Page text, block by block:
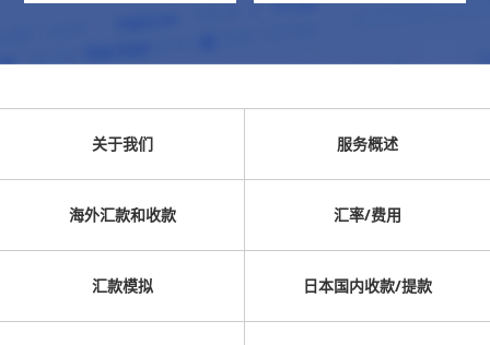
关于我们 服务概述
海外汇款和收款 汇率/费用
汇款模拟 日本国内收款/提款